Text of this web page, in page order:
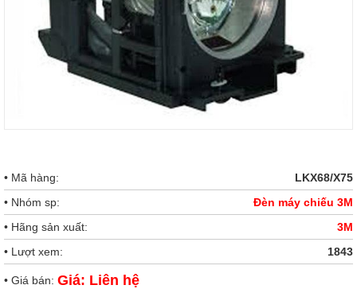
• Mã hàng:
LKX68/X75
• Nhóm sp:
Đèn máy chiếu 3M
• Hãng sản xuất:
3M
• Lượt xem:
1843
• Giá bán: Giá: Liên hệ